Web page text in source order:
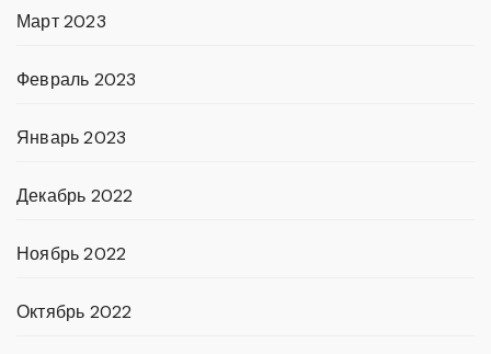
Март 2023
Февраль 2023
Январь 2023
Декабрь 2022
Ноябрь 2022
Октябрь 2022